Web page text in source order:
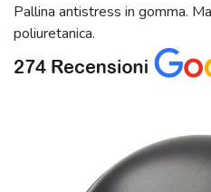
Pallina antistress in gomma.
poliuretanica.